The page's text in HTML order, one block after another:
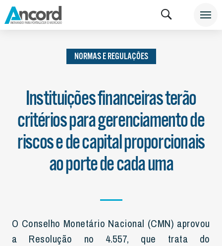
INSTITUCIONAL
NORMAS E
REGULAÇÕES
NORMAS E REGULAÇÕES
Instituições financeiras terão
critérios para gerenciamento de
riscos e de capital proporcionais
ao porte de cada uma
O Conselho Monetário Nacional (CMN) aprovou
a Resolução no 4.557, que trata do